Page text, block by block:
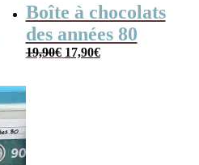
Boîte à chocolats
des années 80
19,90€ Le
prix
17,90€Le
prix